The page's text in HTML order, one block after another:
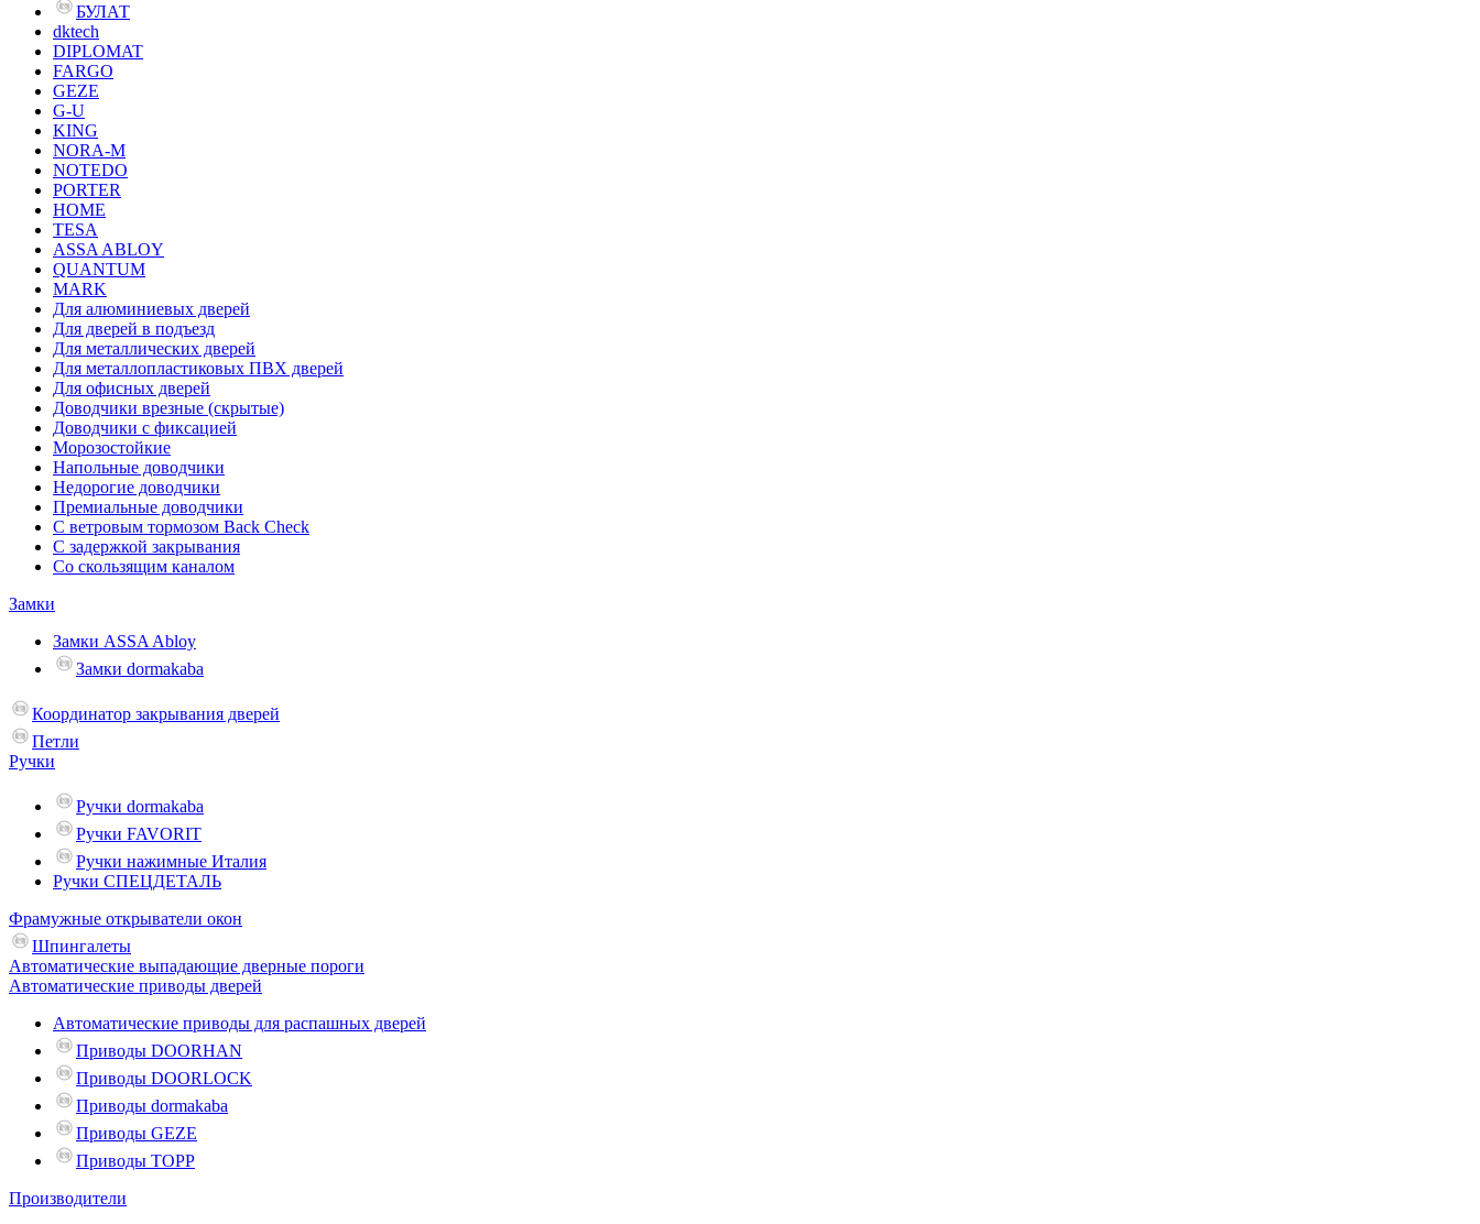
БУЛАТ
dktech
DIPLOMAT
FARGO
GEZE
G-U
KING
NORA-M
NOTEDO
PORTER
HOME
TESA
ASSA ABLOY
QUANTUM
MARK
Для алюминиевых дверей
Для дверей в подъезд
Для металлических дверей
Для металлопластиковых ПВХ дверей
Для офисных дверей
Доводчики врезные (скрытые)
Доводчики с фиксацией
Морозостойкие
Напольные доводчики
Недорогие доводчики
Премиальные доводчики
С ветровым тормозом Back Check
С задержкой закрывания
Со скользящим каналом
Замки
Замки ASSA Abloy
Замки dormakaba
Координатор закрывания дверей
Петли
Ручки
Ручки dormakaba
Ручки FAVORIT
Ручки нажимные Италия
Ручки СПЕЦДЕТАЛЬ
Фрамужные открыватели окон
Шпингалеты
Автоматические выпадающие дверные пороги
Автоматические приводы дверей
Автоматические приводы для распашных дверей
Приводы DOORHAN
Приводы DOORLOCK
Приводы dormakaba
Приводы GEZE
Приводы TOPP
Производители